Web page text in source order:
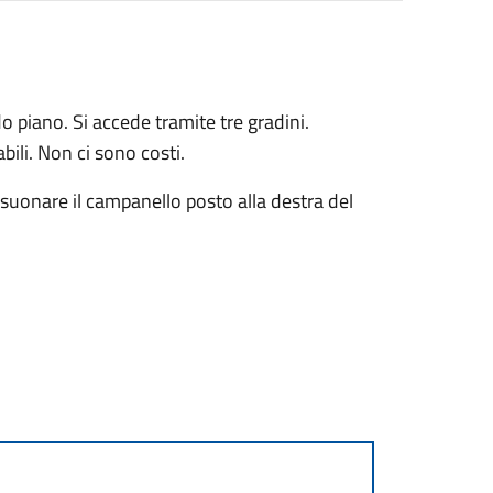
piano. Si accede tramite tre gradini.
Non ci sono costi.
il campanello posto alla destra del